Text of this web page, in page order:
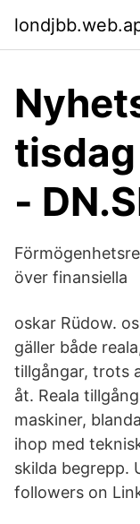
-
över finansiella
oskar Rüdow.
gäller både
tillgångar, trots
åt. Reala
maskiner,
ihop med
skilda begrepp.
followers on